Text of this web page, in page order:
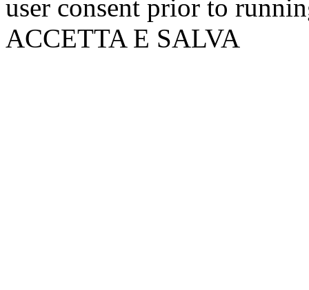
user consent prior to
ACCETTA E SALVA